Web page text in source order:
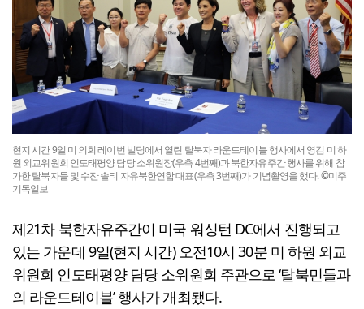
현지 시간 9일 미 의회 레이번 빌딩에서 열린 탈북자 라운드테이블 행사에서 영김 미 하
원 외교위원회 인도태평양 담당 소위원장(우측 4번째)과 북한자유주간 행사를 위해 참
가한 탈북자들 및 수잔 솔티 자유북한연합 대표(우측 3번째)가 기념촬영을 했다. ©미주
기독일보
제21차 북한자유주간이 미국 워싱턴 DC에서 진행되고
있는 가운데 9일(현지 시간) 오전10시 30분 미 하원 외교
위원회 인도태평양 담당 소위원회 주관으로 ‘탈북민들과
의 라운드테이블’ 행사가 개최됐다.